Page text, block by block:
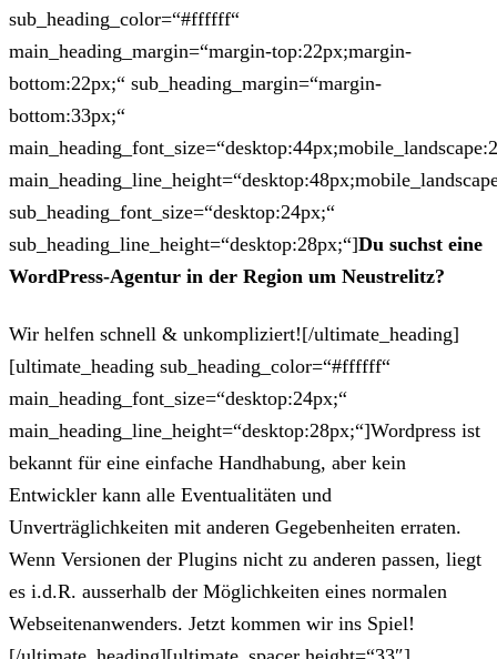
sub_heading_color=“#ffffff“
main_heading_margin=“margin-top:22px;margin-
bottom:22px;“ sub_heading_margin=“margin-
bottom:33px;“
sub_heading_font_size=“desktop:24px;“
sub_heading_line_height=“desktop:28px;“]Du suchst eine
WordPress-Agentur in der Region um Neustrelitz?
Wir helfen schnell & unkompliziert![/ultimate_heading]
[ultimate_heading sub_heading_color=“#ffffff“
main_heading_font_size=“desktop:24px;“
main_heading_line_height=“desktop:28px;“]Wordpress ist
bekannt für eine einfache Handhabung, aber kein
Entwickler kann alle Eventualitäten und
Unverträglichkeiten mit anderen Gegebenheiten erraten.
Wenn Versionen der Plugins nicht zu anderen passen, liegt
es i.d.R. ausserhalb der Möglichkeiten eines normalen
Webseitenanwenders. Jetzt kommen wir ins Spiel!